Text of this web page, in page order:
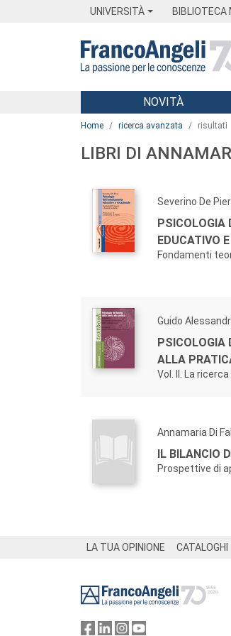
UNIVERSITÀ BIBLIOTECA
Menu
NOVITÀ
Home ricerca avanzata risultati
LIBRI DI
Severino De
PSICOLOGIA
EDUCATIVO
Fondamenti
Guido
PSICOLOGIA
ALLA
Vol. II. La
Annamaria Di
IL BILANCIO
Prospettive di
LA TUA OPINIONE CATALOGHI